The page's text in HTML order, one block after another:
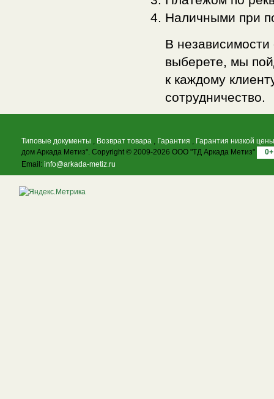
Наличными при
В независимости
выберете, мы
к каждому
сотрудничество.
Типовые документы , Возврат товара , Гарантия , Гарантия низкой цены
дом Аркада Метиз". Copyright © 2009-2026 ООО "ТД Аркада Метиз"
0+
Email: info@arkada-metiz.ru